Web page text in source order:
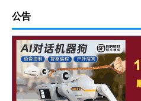
公告